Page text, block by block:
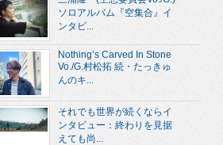
ソロアルバム『空集合』イ
ンタビ...
Nothing’s Carved In Stone
Vo./G.村松拓 続・たっきゅ
んのキ...
それでも世界が続くならイ
ンタビュー：終わりを見据
えても尚...